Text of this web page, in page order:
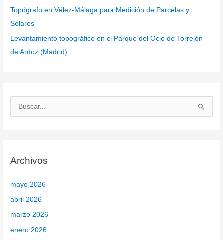
Topógrafo en Vélez-Málaga para Medición de Parcelas y
Solares
Levantamiento topográfico en el Parque del Ocio de Torrejón
de Ardoz (Madrid)
a
o
r
:
Archivos
mayo 2026
abril 2026
marzo 2026
enero 2026